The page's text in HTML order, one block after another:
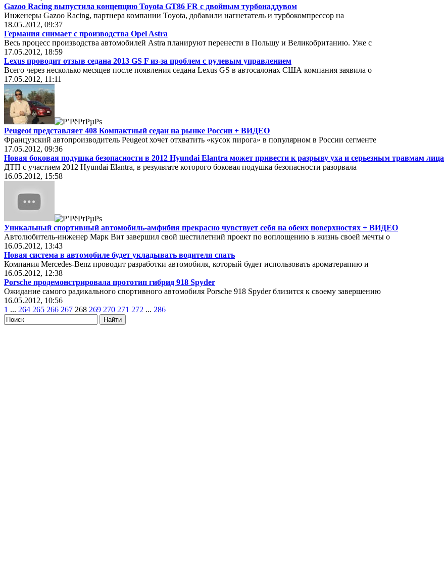
Gazoo Racing выпустила концепцию Toyota GT86 FR с двойным турбонаддувом
Инженеры Gazoo Racing, партнера компании Toyota, добавили нагнетатель и турбокомпрессор на
18.05.2012, 09:37
Германия снимает с производства Opel Astra
Весь процесс производства автомобилей Astra планируют перенести в Польшу и Великобританию. Уже с
17.05.2012, 18:59
Lexus проводит отзыв седана 2013 GS F из-за проблем с рулевым управлением
Всего через несколько месяцев после появления седана Lexus GS в автосалонах США компания заявила о
17.05.2012, 11:11
Peugeot представляет 408 Компактный седан на рынке России + ВИДЕО
Французский автопроизводитель Peugeot хочет отхватить «кусок пирога» в популярном в России сегменте
17.05.2012, 09:36
Новая боковая подушка безопасности в 2012 Hyundai Elantra может привести к разрыву уха и серьезным травмам лица
ДТП с участием 2012 Hyundai Elantra, в результате которого боковая подушка безопасности разорвала
16.05.2012, 15:58
Уникальный спортивный автомобиль-амфибия прекрасно чувствует себя на обеих поверхностях + ВИДЕО
Автолюбитель-инженер Марк Вит завершил свой шестилетний проект по воплощению в жизнь своей мечты о
16.05.2012, 13:43
Новая система в автомобиле будет укладывать водителя спать
Компания Mercedes-Benz проводит разработки автомобиля, который будет использовать ароматерапию и
16.05.2012, 12:38
Porsche продемонстрировала прототип гибрид 918 Spyder
Ожидание самого радикального спортивного автомобиля Porsche 918 Spyder близится к своему завершению
16.05.2012, 10:56
1 ... 264 265 266 267 268 269 270 271 272 ... 286